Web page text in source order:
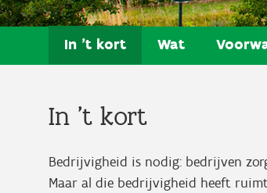
In 't kort Wat
In 't kort
Bedrijvigheid is nodig: bedrijven
Maar al die bedrijvigheid heeft